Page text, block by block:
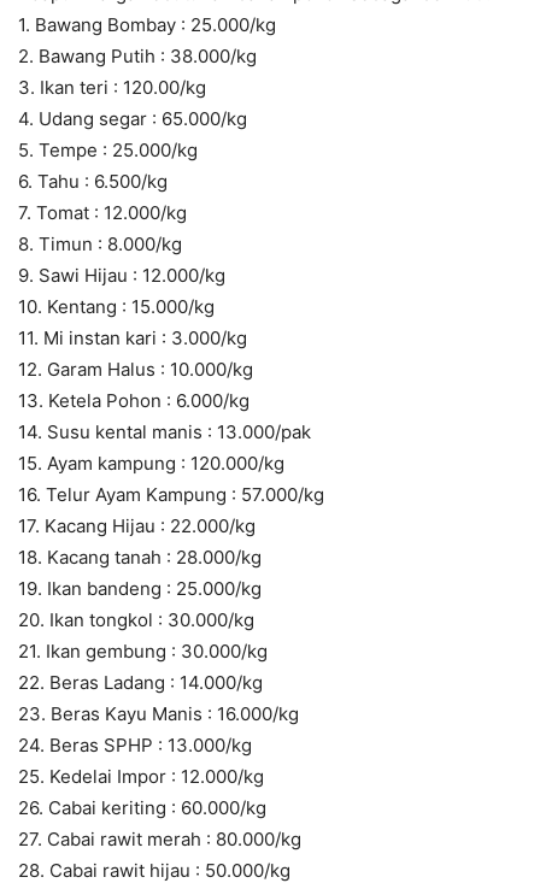
1. Bawang Bombay : 25.000/kg
2. Bawang Putih : 38.000/kg
3. Ikan teri : 120.00/kg
4. Udang segar : 65.000/kg
5. Tempe : 25.000/kg
6. Tahu : 6.500/kg
7. Tomat : 12.000/kg
8. Timun : 8.000/kg
9. Sawi Hijau : 12.000/kg
10. Kentang : 15.000/kg
11. Mi instan kari : 3.000/kg
12. Garam Halus : 10.000/kg
13. Ketela Pohon : 6.000/kg
14. Susu kental manis : 13.000/pak
15. Ayam kampung : 120.000/kg
16. Telur Ayam Kampung : 57.000/kg
17. Kacang Hijau : 22.000/kg
18. Kacang tanah : 28.000/kg
19. Ikan bandeng : 25.000/kg
20. Ikan tongkol : 30.000/kg
21. Ikan gembung : 30.000/kg
22. Beras Ladang : 14.000/kg
23. Beras Kayu Manis : 16.000/kg
24. Beras SPHP : 13.000/kg
25. Kedelai Impor : 12.000/kg
26. Cabai keriting : 60.000/kg
27. Cabai rawit merah : 80.000/kg
28. Cabai rawit hijau : 50.000/kg